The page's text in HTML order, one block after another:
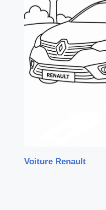
Voiture Renault